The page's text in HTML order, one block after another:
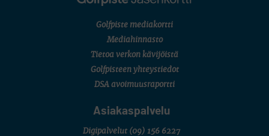
Golfpiste mediakortti
Mediahinnasto
Tietoa verkon kävijöistä
Golfpisteen yhteystiedot
DSA avoimuusraportti
Asiakaspalvelu
Digipalvelut (09) 156 6227